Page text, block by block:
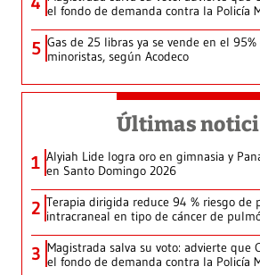
el fondo de demanda contra la Policía
5 Gas de 25 libras ya se vende en el
minoristas, según Acodeco
Últimas
1 Alyiah Lide logra oro en gimnasia y
en Santo Domingo 2026
2 Terapia dirigida reduce 94 % riesgo de
intracraneal en tipo de cáncer de
3 Magistrada salva su voto: advierte que
el fondo de demanda contra la Policía